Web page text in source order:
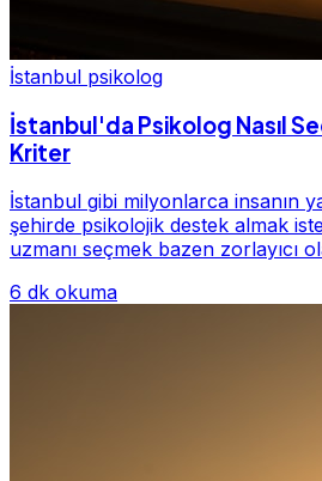
İstanbul psikolog
İstanbul'da Psikolog Nasıl
Kriter
İstanbul gibi milyonlarca insanın
şehirde psikolojik destek almak
uzmanı seçmek bazen zorlayıcı
6 dk okuma